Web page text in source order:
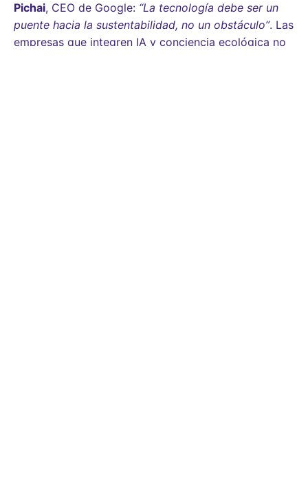
Pichai, CEO de Google: “La tecnología debe ser un
puente hacia la sustentabilidad, no un obstáculo”. Las
empresas que integren IA y conciencia ecológica no